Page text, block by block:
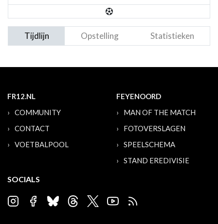
Tijdlijn Opstelling Statistieken
FR12.NL
COMMUNITY
CONTACT
VOETBALPOOL
FEYENOORD
MAN OF THE MATCH
FOTOVERSLAGEN
SPEELSCHEMA
STAND EREDIVISIE
SOCIALS